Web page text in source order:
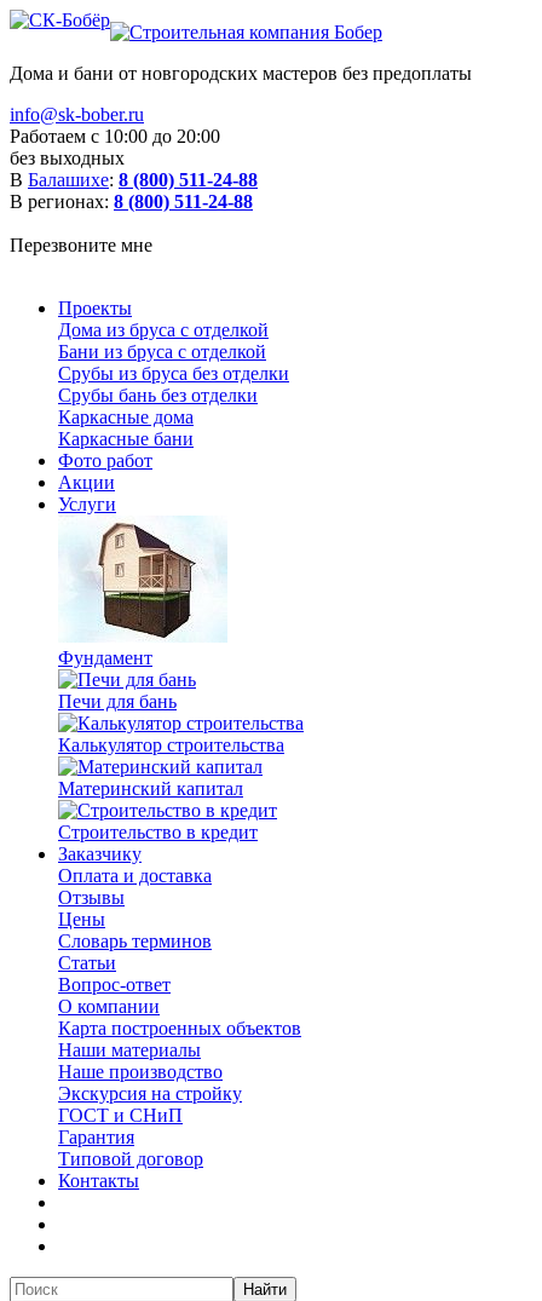
Дома и бани от новгородских мастеров без предоплаты
info@sk-bober.ru
Работаем с 10:00 до 20:00
без выходных
В Балашихе: 8 (800) 511-24-88
В регионах: 8 (800) 511-24-88
Перезвоните мне
Проекты
Дома из бруса с отделкой
Бани из бруса с отделкой
Срубы из бруса без отделки
Срубы бань без отделки
Каркасные дома
Каркасные бани
Фото работ
Акции
Услуги
Фундамент
Печи для бань
Калькулятор строительства
Материнский капитал
Строительство в кредит
Заказчику
Оплата и доставка
Отзывы
Цены
Словарь терминов
Статьи
Вопрос-ответ
О компании
Карта построенных объектов
Наши материалы
Наше производство
Экскурсия на стройку
ГОСТ и СНиП
Гарантия
Типовой договор
Контакты
Найти